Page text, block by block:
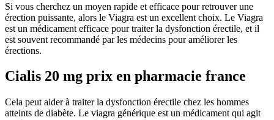
Si vous cherchez un moyen rapide et efficace pour retrouver une
érection puissante, alors le Viagra est un excellent choix. Le Viagra
est un médicament efficace pour traiter la dysfonction érectile, et il
est souvent recommandé par les médecins pour améliorer les
érections.
Cialis 20 mg prix en pharmacie france
Cela peut aider à traiter la dysfonction érectile chez les hommes
atteints de diabète. Le viagra générique est un médicament qui agit